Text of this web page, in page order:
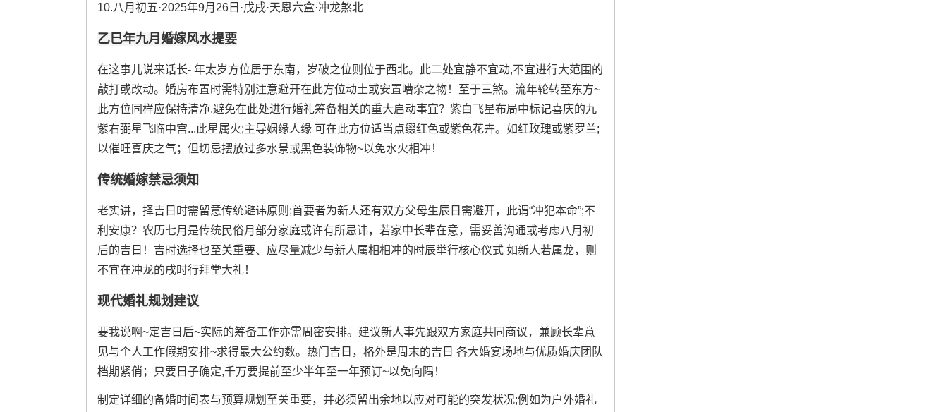
10.八月初五·2025年9月26日·戊戌·天恩六盒·冲龙煞北
乙巳年九月婚嫁风水提要
在这事儿说来话长- 年太岁方位居于东南，岁破之位则位于西北。此二处宜静不宜动,不宜进行大范围的
敲打或改动。婚房布置时需特别注意避开在此方位动土或安置嘈杂之物！至于三煞。流年轮转至东方~
此方位同样应保持清净.避免在此处进行婚礼筹备相关的重大启动事宜？紫白飞星布局中标记喜庆的九
紫右弼星飞临中宫...此星属火;主导姻缘人缘 可在此方位适当点缀红色或紫色花卉。如红玫瑰或紫罗兰;
以催旺喜庆之气；但切忌摆放过多水景或黑色装饰物~以免水火相冲！
传统婚嫁禁忌须知
老实讲，择吉日时需留意传统避讳原则;首要者为新人还有双方父母生辰日需避开，此谓“冲犯本命”;不
利安康？农历七月是传统民俗月部分家庭或许有所忌讳，若家中长辈在意，需妥善沟通或考虑八月初
后的吉日！吉时选择也至关重要、应尽量减少与新人属相相冲的时辰举行核心仪式 如新人若属龙，则
不宜在冲龙的戌时行拜堂大礼！
现代婚礼规划建议
要我说啊~定吉日后~实际的筹备工作亦需周密安排。建议新人事先跟双方家庭共同商议，兼顾长辈意
见与个人工作假期安排~求得最大公约数。热门吉日，格外是周末的吉日 各大婚宴场地与优质婚庆团队
档期紧俏；只要日子确定,千万要提前至少半年至一年预订~以免向隅！
制定详细的备婚时间表与预算规划至关重要，并必须留出余地以应对可能的突发状况;例如为户外婚礼